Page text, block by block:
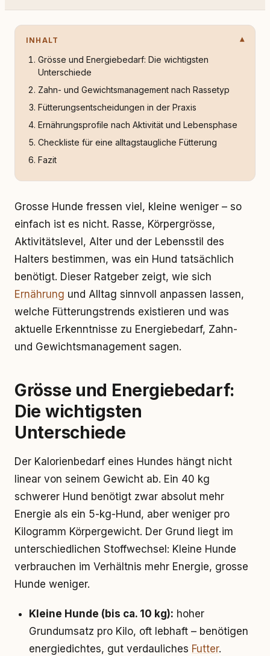
INHALT
Grösse und Energiebedarf: Die wichtigsten
Unterschiede
Zahn- und Gewichtsmanagement nach Rassetyp
Fütterungsentscheidungen in der Praxis
Ernährungsprofile nach Aktivität und Lebensphase
Checkliste für eine alltagstaugliche Fütterung
Fazit
Grosse Hunde fressen viel, kleine weniger – so
einfach ist es nicht. Rasse, Körpergrösse,
Aktivitätslevel, Alter und der Lebensstil des
Halters bestimmen, was ein Hund tatsächlich
benötigt. Dieser Ratgeber zeigt, wie sich
Ernährung und Alltag sinnvoll anpassen lassen,
welche Fütterungstrends existieren und was
aktuelle Erkenntnisse zu Energiebedarf, Zahn-
und Gewichtsmanagement sagen.
Grösse und Energiebedarf:
Die wichtigsten
Unterschiede
Der Kalorienbedarf eines Hundes hängt nicht
linear von seinem Gewicht ab. Ein 40 kg
schwerer Hund benötigt zwar absolut mehr
Energie als ein 5-kg-Hund, aber weniger pro
Kilogramm Körpergewicht. Der Grund liegt im
unterschiedlichen Stoffwechsel: Kleine Hunde
verbrauchen im Verhältnis mehr Energie, grosse
Hunde weniger.
Kleine Hunde (bis ca. 10 kg): hoher
Grundumsatz pro Kilo, oft lebhaft – benötigen
energiedichtes, gut verdauliches Futter.